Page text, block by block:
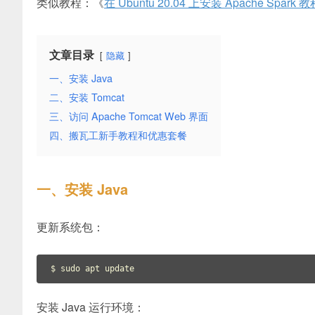
文章目录 隐藏
一、安装 Java
二、安装 Tomcat
三、访问 Apache Tomcat Web 界面
四、搬瓦工新手教程和优惠套餐
一、安装 Java
更新系统包：
$ sudo apt update
安装 Java 运行环境：